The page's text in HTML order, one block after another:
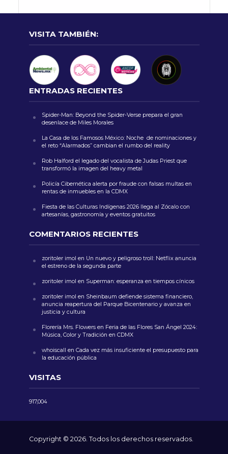
VISITA TAMBIÉN:
ENTRADAS RECIENTES
Spider-Man: Beyond the Spider-Verse prepara el gran
desenlace de Miles Morales
La Casa de los Famosos México: Noche de nominaciones y
el reto “Alarmados” cambian el rumbo del reality
Rob Halford el legado del vocalista de Judas Priest que
transformó la imagen del heavy metal
Policía Cibernética alerta por fraude con falsas multas en
rentas de inmuebles en la CDMX
Fiesta de las Culturas Indígenas 2026 llega al Zócalo con
artesanías, gastronomía y eventos gratuitos
COMENTARIOS RECIENTES
zoritoler imol en Un nuevo y peligroso troll: Netflix anuncia
el estreno de la segunda parte
zoritoler imol en Superman: esperanza en tiempos cínicos
zoritoler imol en Sheinbaum defiende sistema financiero,
anuncia reapertura del Parque Bicentenario y avanza en
justicia y cultura
Florería Mrs. Flowersen Feria de las Flores San Ángel 2024:
Música, Color y Tradición en CDMX
whoiscall en Cada vez más insuficiente el presupuesto para
la educación pública
VISITAS
917,004
Copyright © 2026. Todos los derechos reservados.